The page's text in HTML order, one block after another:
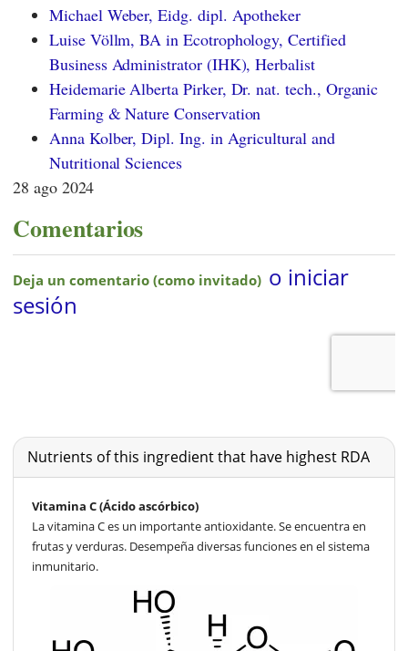
Michael Weber, Eidg. dipl. Apotheker
Luise Völlm, BA in Ecotrophology, Certified
Business Administrator (IHK), Herbalist
Heidemarie Alberta Pirker, Dr. nat. tech., Organic
Farming & Nature Conservation
Anna Kolber, Dipl. Ing. in Agricultural and
Nutritional Sciences
28 ago 2024
Comentarios
Nutrients of this ingredient that have highest RDA
Vitamina C (Ácido ascórbico)
La vitamina C es un importante antioxidante. Se encuentra en
frutas y verduras. Desempeña diversas funciones en el sistema
inmunitario.